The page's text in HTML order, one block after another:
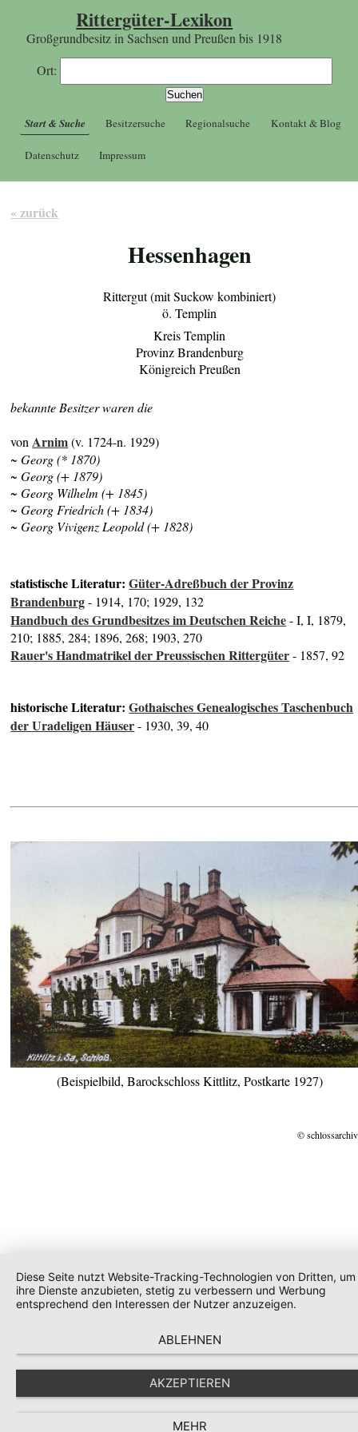
Rittergüter-Lexikon
Großgrundbesitz in Sachsen und Preußen bis 1918
Ort:
Start & Suche Besitzersuche Regionalsuche Kontakt & Blog
Datenschutz Impressum
« zurück
Hessenhagen
Rittergut (mit Suckow kombiniert)
ö. Templin
Kreis Templin
Provinz Brandenburg
Königreich Preußen
bekannte Besitzer waren die
von Arnim(v. 1724-n. 1929)
~ Georg (* 1870)
~ Georg (+ 1879)
~ Georg Wilhelm (+ 1845)
~ Georg Friedrich (+ 1834)
~ Georg Vivigenz Leopold (+ 1828)
statistische Literatur:Güter-Adreßbuch der Provinz
Brandenburg- 1914, 170; 1929, 132
Handbuch des Grundbesitzes im Deutschen Reiche- I, I, 1879,
210; 1885, 284; 1896, 268; 1903, 270
Rauer's Handmatrikel der Preussischen Rittergüter- 1857, 92
historische Literatur:Gothaisches Genealogisches Taschenbuch
der Uradeligen Häuser- 1930, 39, 40
(Beispielbild, Barockschloss Kittlitz, Postkarte 1927)
©
Diese Seite nutzt Website-Tracking-Technologien von Dritten, um
ihre Dienste anzubieten, stetig zu verbessern und Werbung
entsprechend den Interessen der Nutzer anzuzeigen.
ABLEHNEN
AKZEPTIEREN
MEHR